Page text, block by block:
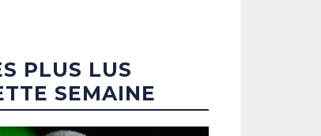
PLUS LUS
SEMAINE